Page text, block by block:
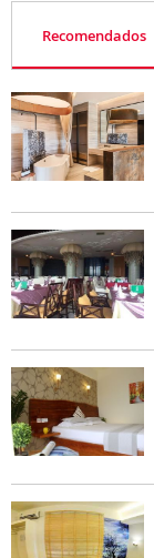
Recomendados